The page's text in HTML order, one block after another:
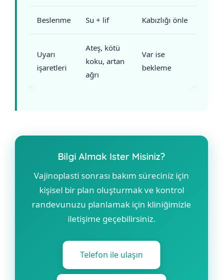
Beslenme Su + lif Kabızlığı önle
Uyarı
işaretleri
Ateş, kötü
koku, artan
ağrı
Var ise
bekleme
Bilgi Almak Ister Misiniz?
Vajinoplasti sonrası bakım süreciniz için
kişisel bir plan oluşturmak ve kontrol
randevunuzu planlamak için kliniğimizle
iletişime geçebilirsiniz.
Telefon ile ulaşın